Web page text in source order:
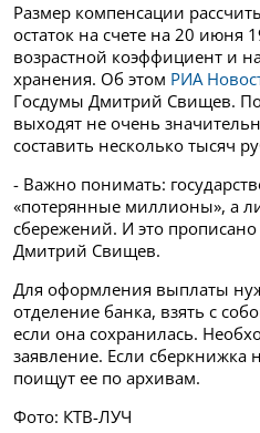
Размер компенсации
остаток на счете на 20 июня
возрастной коэффициент и
хранения. Об этом РИА
Госдумы Дмитрий Свищев.
выходят не очень
составить несколько тысяч
- Важно понимать:
«потерянные миллионы», а
сбережений. И это прописано
Дмитрий Свищев.
Для оформления выплаты
отделение банка, взять с
если она сохранилась.
заявление. Если сберкнижка
поищут ее по архивам.
Фото: КТВ-ЛУЧ